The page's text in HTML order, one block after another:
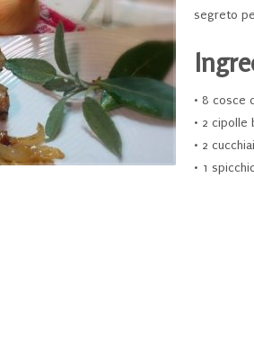
segreto
• 8 cosce
• 2 cipolle
• 2
• 1